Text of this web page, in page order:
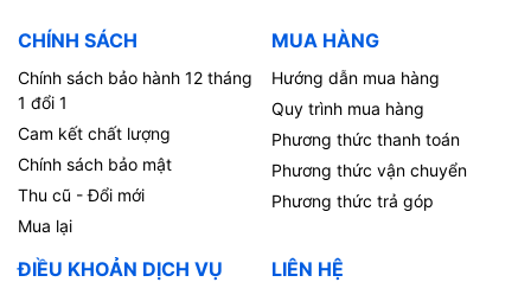
CHÍNH SÁCH
Chính sách bảo hành 12 tháng
1 đổi 1
Cam kết chất lượng
Chính sách bảo mật
Thu cũ - Đổi mới
Mua lại
MUA HÀNG
Hướng dẫn mua hàng
Quy trình mua hàng
Phương thức thanh toán
Phương thức vận chuyển
Phương thức trả góp
ĐIỀU KHOẢN DỊCH VỤ LIÊN HỆ